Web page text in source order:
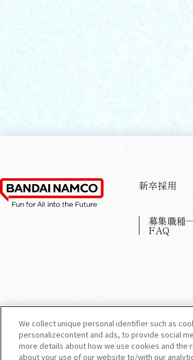
新卒採用
募集職種
FAQ
We collect unique personal identifier such as
personalizecontent and ads, to provide social
more details about how we use cookies and
about your use of our website to/with our